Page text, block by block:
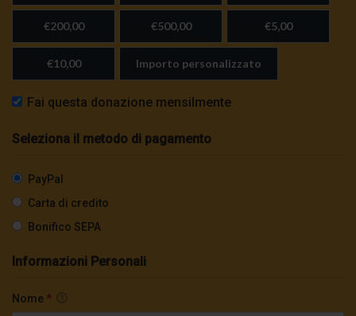
€200,00 €500,00 €5,00
€10,00 Importo personalizzato
Fai questa donazione mensilmente
Seleziona il metodo di pagamento
PayPal
Carta di credito
Bonifico SEPA
Informazioni Personali
Nome *